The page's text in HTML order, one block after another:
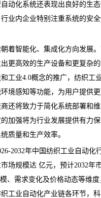
动化系统还表现出良好的生
业内企业特别注重系统的安
智能化、集成化方向发展。
更高效的生产设备和更复杂
工业4.0概念的推广，纺织工
境感知等功能，为用户提供
还将致力于简化系统部署和
加强将为行业发展提供有力
质量和生产效率。
2032年中国纺织工业自动
场规模达 亿元，预计2032年
、需求变化及价格动态等维
工业自动化产业链各环节，